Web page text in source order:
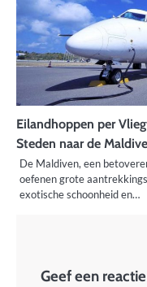
Eilandhoppen per
Steden naar de
De Maldiven, een
oefenen grote
exotische schoonheid en…
Geef een reactie